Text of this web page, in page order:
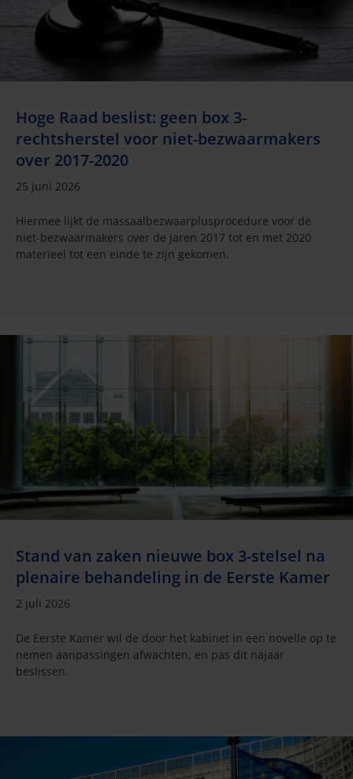
Hoge Raad beslist: geen box 3-
rechtsherstel voor niet-bezwaarmakers
over 2017-2020
25 juni 2026
Hiermee lijkt de massaalbezwaarplusprocedure voor de
niet-bezwaarmakers over de jaren 2017 tot en met 2020
materieel tot een einde te zijn gekomen.
Stand van zaken nieuwe box 3-stelsel na
plenaire behandeling in de Eerste Kamer
2 juli 2026
De Eerste Kamer wil de door het kabinet in een novelle op te
nemen aanpassingen afwachten, en pas dit najaar
beslissen.